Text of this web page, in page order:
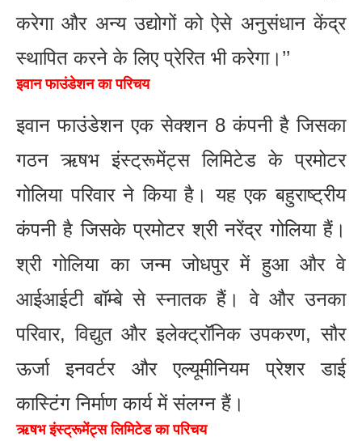
करेगा और अन्य उद्योगों को ऐसे अनुसंधान केंद्र
स्थापित करने के लिए प्रेरित भी करेगा।’’
इवान फाउंडेशन का परिचय
इवान फाउंडेशन एक सेक्शन 8 कंपनी है जिसका
गठन ऋषभ इंस्ट्रूमेंट्स लिमिटेड के प्रमोटर
गोलिया परिवार ने किया है। यह एक बहुराष्ट्रीय
कंपनी है जिसके प्रमोटर श्री नरेंद्र गोलिया हैं।
श्री गोलिया का जन्म जोधपुर में हुआ और वे
आईआईटी बॉम्बे से स्नातक हैं। वे और उनका
परिवार, विद्युत और इलेक्ट्रॉनिक उपकरण, सौर
ऊर्जा इनवर्टर और एल्यूमीनियम प्रेशर डाई
कास्टिंग निर्माण कार्य में संलग्न हैं।
ऋषभ इंस्ट्रूमेंट्स लिमिटेड का परिचय